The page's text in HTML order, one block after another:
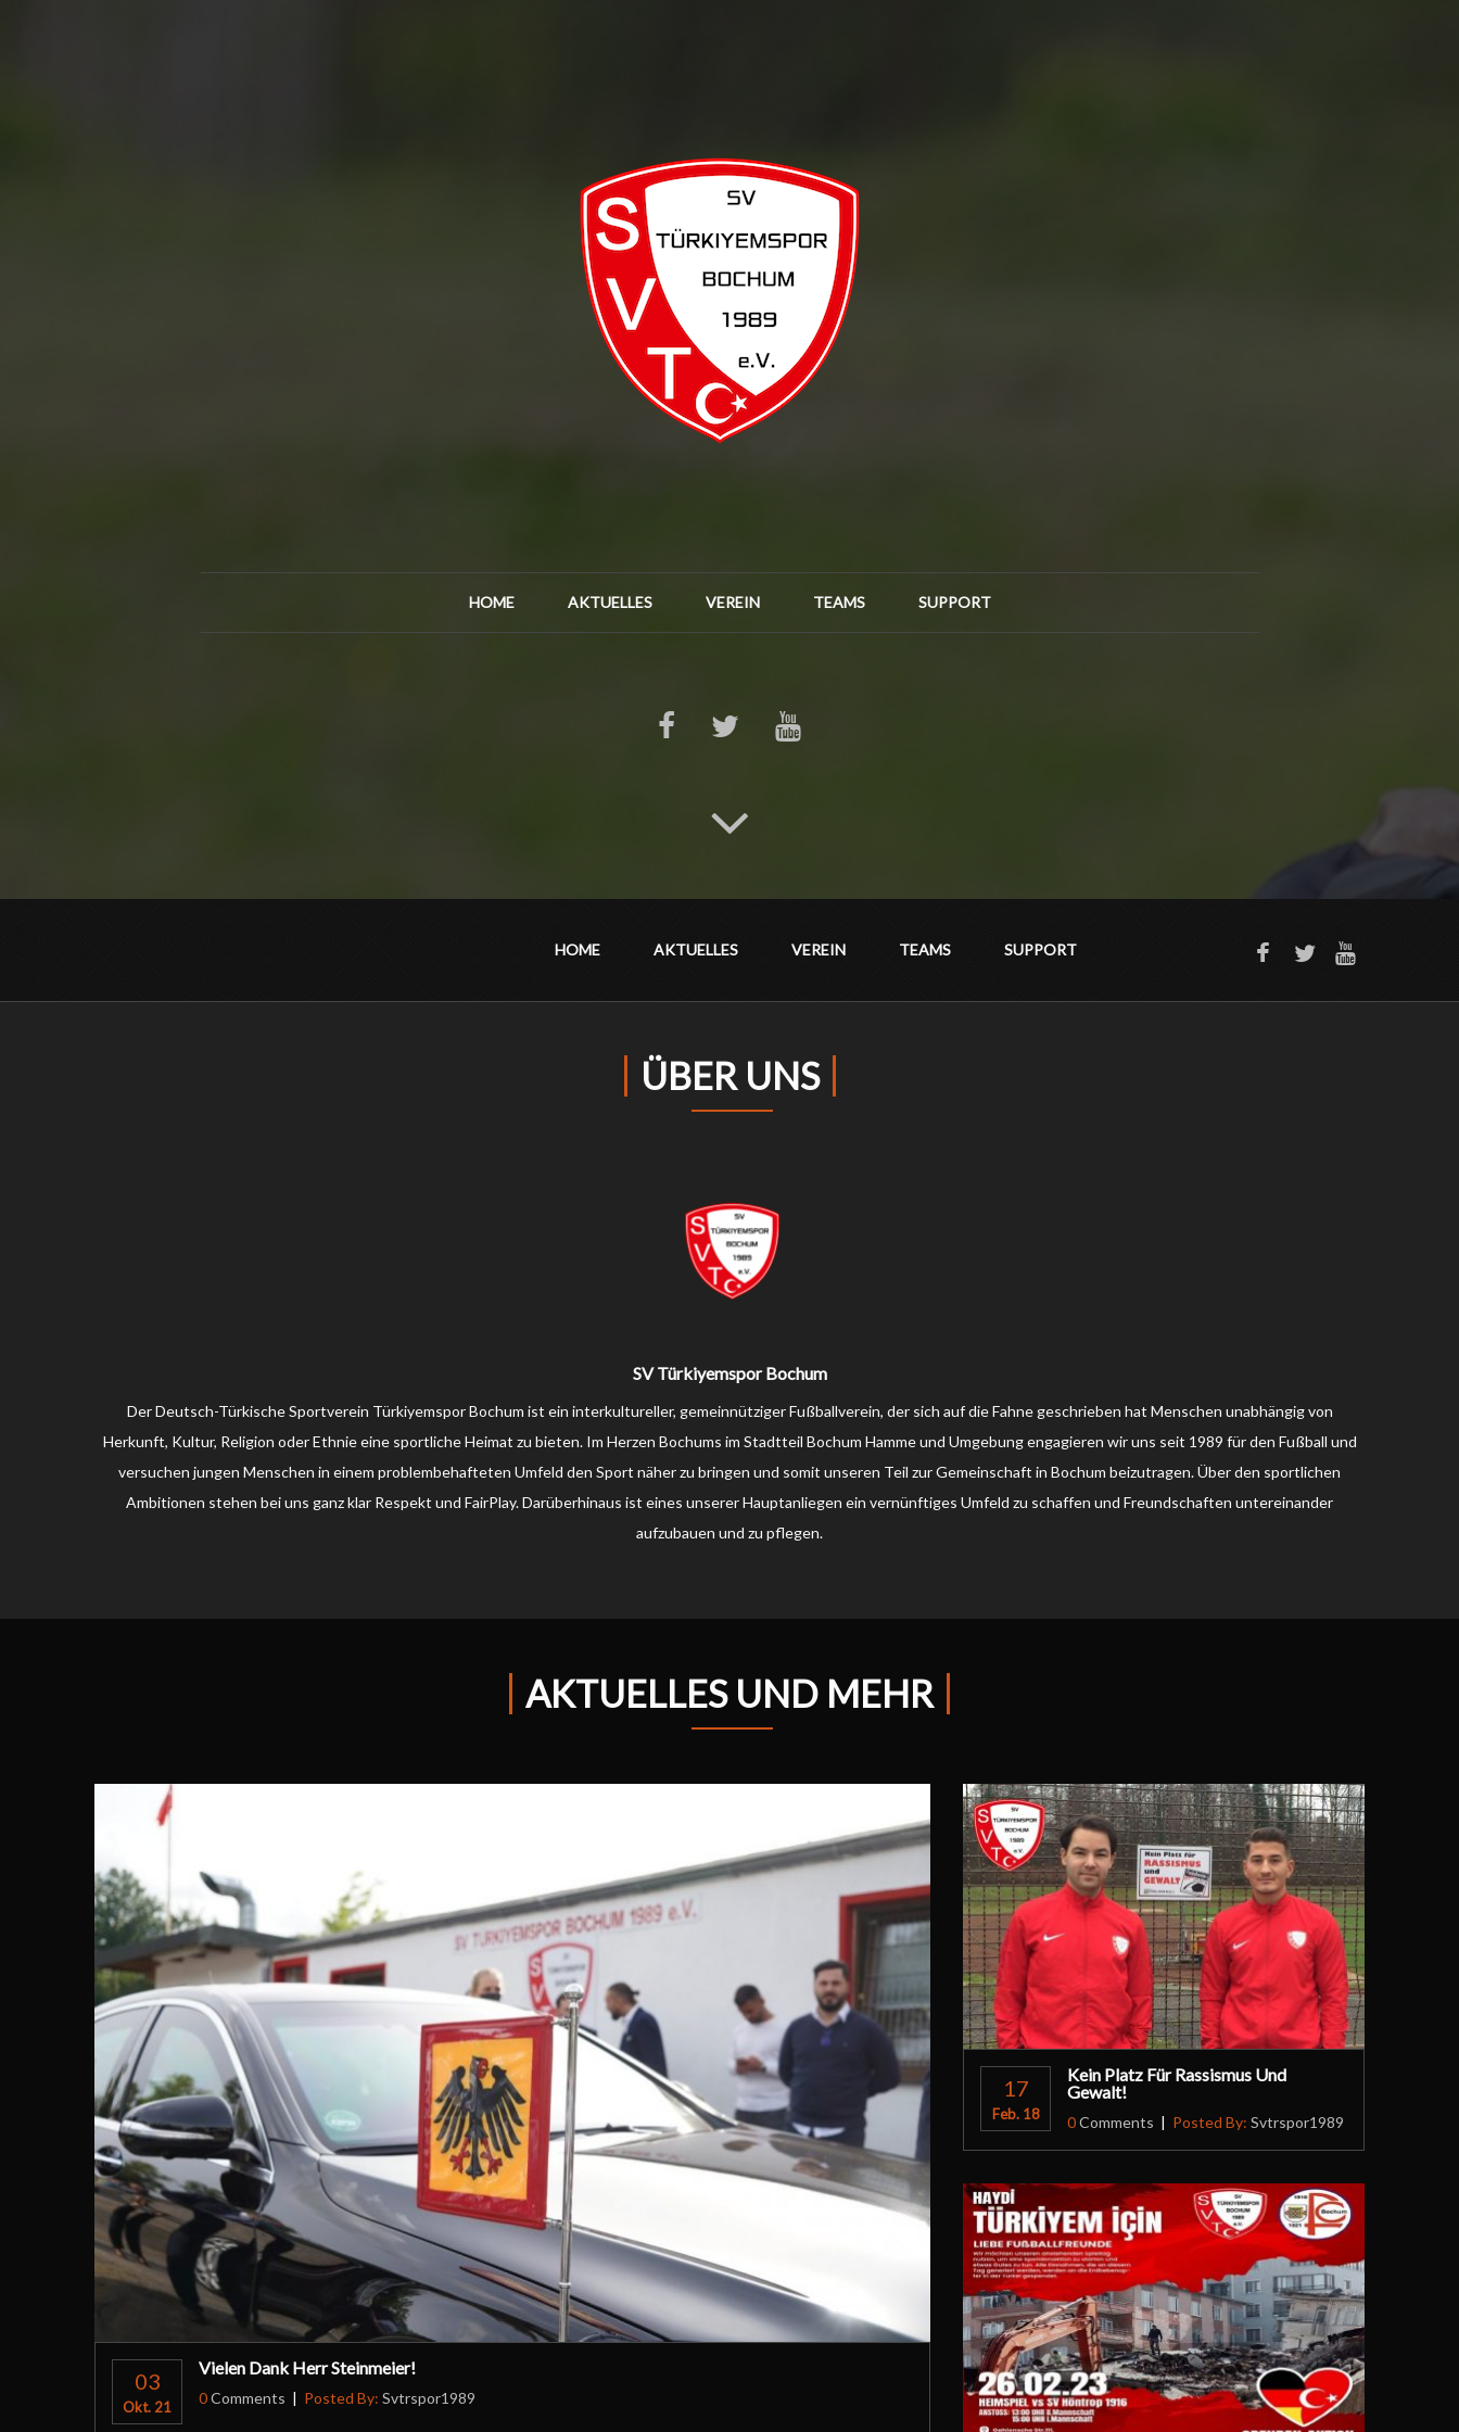
HOME AKTUELLES VEREIN TEAMS SUPPORT
HOME AKTUELLES VEREIN TEAMS SUPPORT
ÜBER UNS
SV Türkiyemspor Bochum
Der Deutsch-Türkische Sportverein Türkiyemspor Bochum ist ein interkultureller, gemeinnütziger Fußballverein, der sich auf die Fahne geschrieben hat Menschen unabhängig von
Herkunft, Kultur, Religion oder Ethnie eine sportliche Heimat zu bieten. Im Herzen Bochums im Stadtteil Bochum Hamme und Umgebung engagieren wir uns seit 1989 für den Fußball und
versuchen jungen Menschen in einem problembehafteten Umfeld den Sport näher zu bringen und somit unseren Teil zur Gemeinschaft in Bochum beizutragen. Über den sportlichen
Ambitionen stehen bei uns ganz klar Respekt und FairPlay. Darüberhinaus ist eines unserer Hauptanliegen ein vernünftiges Umfeld zu schaffen und Freundschaften untereinander
aufzubauen und zu pflegen.
AKTUELLES UND MEHR
03
Okt. 21
Vielen Dank Herr Steinmeier!
0Comments Posted By: Svtrspor1989
17
Feb. 18
Kein Platz Für Rassismus Und
Gewalt!
0Comments Posted By: Svtrspor1989